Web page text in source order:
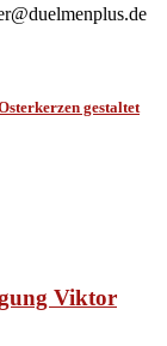
gestaltet
Viktor